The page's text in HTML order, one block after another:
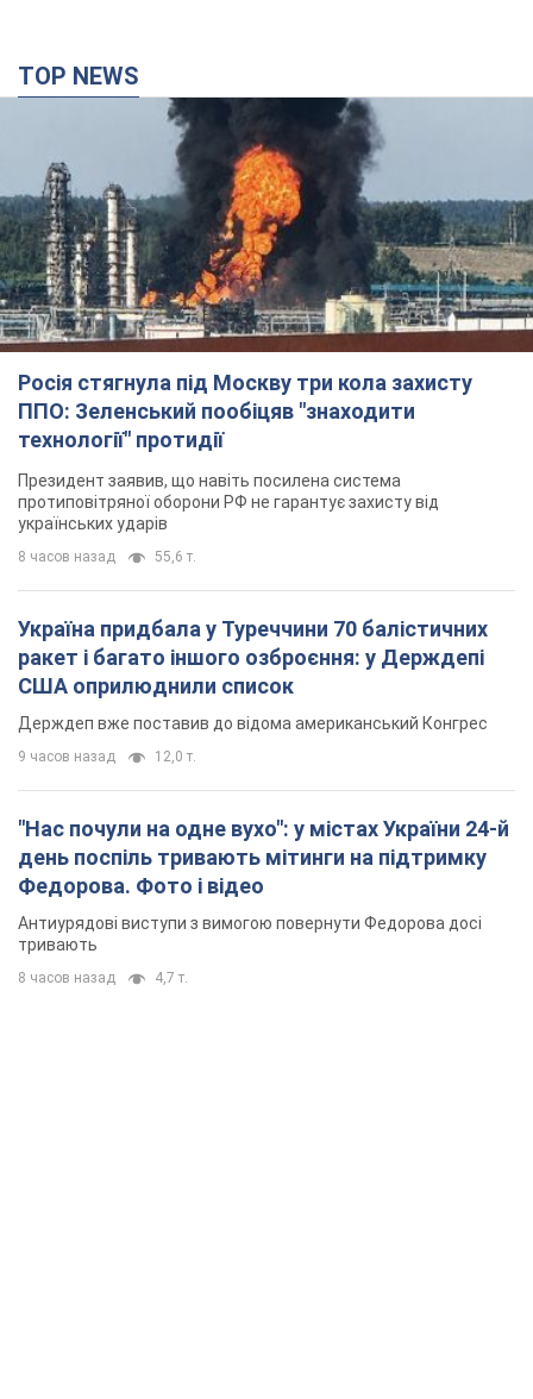
TOP NEWS
Росія стягнула під Москву три кола захисту
ППО: Зеленський пообіцяв "знаходити
технології" протидії
Президент заявив, що навіть посилена система
протиповітряної оборони РФ не гарантує захисту від
українських ударів
8 часов назад 55,6 т.
Україна придбала у Туреччини 70 балістичних
ракет і багато іншого озброєння: у Держдепі
США оприлюднили список
Держдеп вже поставив до відома американський Конгрес
9 часов назад 12,0 т.
"Нас почули на одне вухо": у містах України 24-й
день поспіль тривають мітинги на підтримку
Федорова. Фото і відео
Антиурядові виступи з вимогою повернути Федорова досі
тривають
8 часов назад 4,7 т.